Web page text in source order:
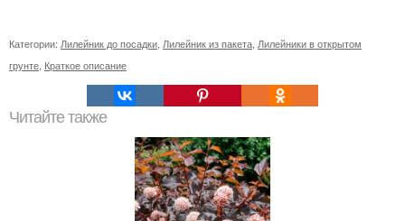
Категории: Лилейник до посадки Лилейник из пакета Лилейники в открытом
грунте Краткое описание
Читайте также